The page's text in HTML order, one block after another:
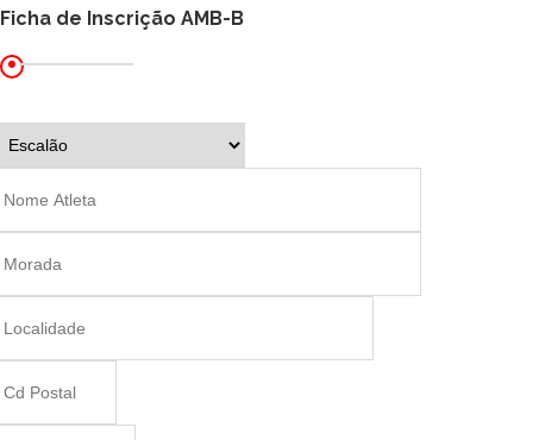
Ficha de Inscrição AMB-B